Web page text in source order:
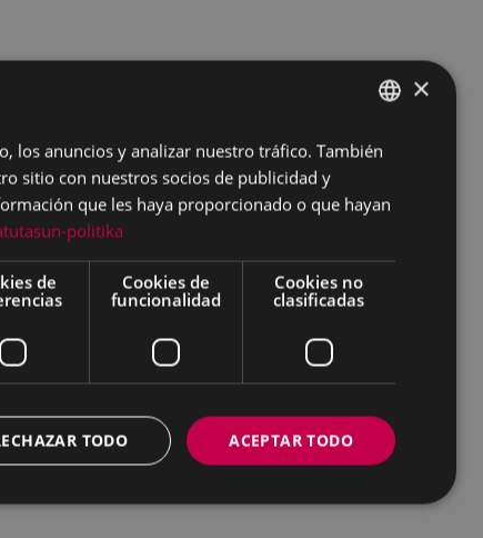
BASQUE
×
los anuncios y analizar nuestro tráfico. También
sitio con nuestros socios de publicidad y
que les haya proporcionado o que hayan
politika
de
Cookies de
funcionalidad
Cookies no
clasificadas
ACEPTAR TODO
TODO